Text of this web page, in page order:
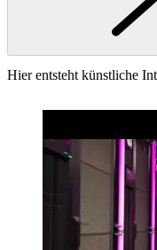
Hier entsteht künstliche